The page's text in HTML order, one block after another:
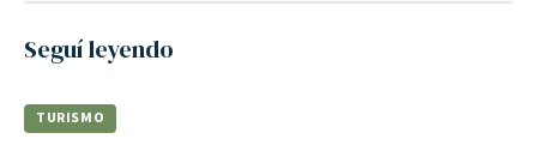
Seguí leyendo
TURISMO